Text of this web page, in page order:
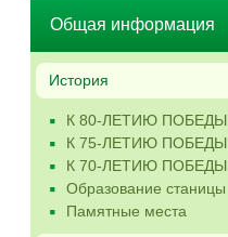
Общая информация
История
К 80-ЛЕТИЮ ПОБЕДЫ
К 75-ЛЕТИЮ ПОБЕДЫ
К 70-ЛЕТИЮ ПОБЕДЫ
Образование станицы
Памятные места